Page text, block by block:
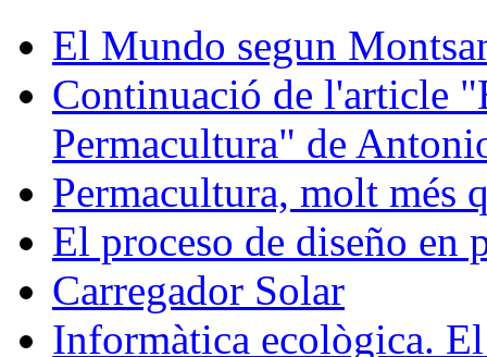
El Mundo segun
Continuació de l'article
Permacultura" de
Permacultura, molt més
El proceso de diseño en
Carregador Solar
Informàtica ecològica.